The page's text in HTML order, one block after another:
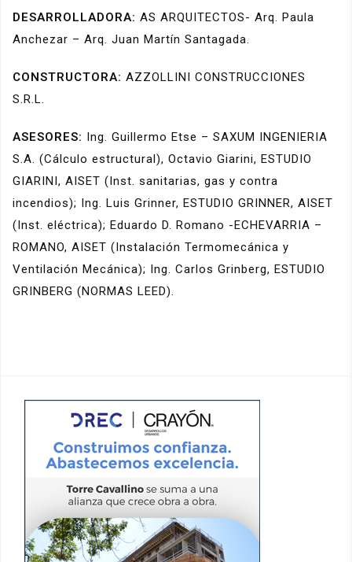
DESARROLLADORA: AS ARQUITECTOS- Arq. Paula
Anchezar – Arq. Juan Martín Santagada.
CONSTRUCTORA: AZZOLLINI CONSTRUCCIONES
S.R.L.
ASESORES: Ing. Guillermo Etse – SAXUM INGENIERIA
S.A. (Cálculo estructural), Octavio Giarini, ESTUDIO
GIARINI, AISET (Inst. sanitarias, gas y contra
incendios); Ing. Luis Grinner, ESTUDIO GRINNER, AISET
(Inst. eléctrica); Eduardo D. Romano -ECHEVARRIA –
ROMANO, AISET (Instalación Termomecánica y
Ventilación Mecánica); Ing. Carlos Grinberg, ESTUDIO
GRINBERG (NORMAS LEED).